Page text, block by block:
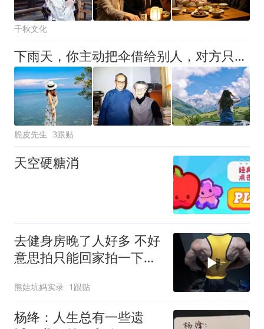
千秋文化
下雨天，你主动把伞借给别人，对方只会感谢你一次。但如果你说：“我这把伞有点小，咱俩一起撑吧。” 他会记住你的好很久
脆皮先生 3跟贴
天空硬糖消
去健身房晚了人好多 不好
意思拍只能回家拍一下新
熊娃坑妈实录 1跟贴
杨绛：人生总有一些遗